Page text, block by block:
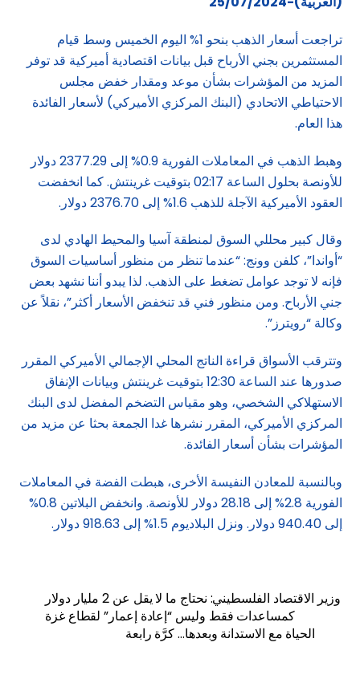
تراجعت أسعار الذهب بنحو 1% اليوم الخميس وسط قيام
المستثمرين بجني الأرباح قبل بيانات اقتصادية أميركية قد توفر
المزيد من المؤشرات بشأن موعد ومقدار خفض مجلس
الاحتياطي الاتحادي (البنك المركزي الأميركي) لأسعار الفائدة
هذا العام.
وهبط الذهب في المعاملات الفورية 0.9% إلى 2377.29 دولار
للأونصة بحلول الساعة 02:17 بتوقيت غرينتش. كما انخفضت
العقود الأميركية الآجلة للذهب 1.6% إلى 2376.70 دولار.
وقال كبير محللي السوق لمنطقة آسيا والمحيط الهادي لدى
“أواندا”، كلفن وونج: “عندما تنظر من منظور أساسيات السوق
فإنه لا توجد عوامل تضغط على الذهب. لذا يبدو أننا نشهد بعض
جني الأرباح. ومن منظور فني قد تنخفض الأسعار أكثر”، نقلاً عن
وكالة “رويترز”.
وتترقب الأسواق قراءة الناتج المحلي الإجمالي الأميركي المقرر
صدورها عند الساعة 12:30 بتوقيت غرينتش وبيانات الإنفاق
الاستهلاكي الشخصي، وهو مقياس التضخم المفضل لدى البنك
المركزي الأميركي، المقرر نشرها غدا الجمعة بحثا عن مزيد من
المؤشرات بشأن أسعار الفائدة.
وبالنسبة للمعادن النفيسة الأخرى، هبطت الفضة في المعاملات
الفورية 2.8% إلى 28.18 دولار للأونصة. وانخفض البلاتين 0.8%
إلى 940.40 دولار. ونزل البلاديوم 1.5% إلى 918.63 دولار.
وزير الاقتصاد الفلسطيني: نحتاج ما لا يقل عن 2 مليار دولار
كمساعدات فقط وليس “إعادة إعمار” لقطاع غزة
الحياة مع الاستدانة وبعدها… كرَّة رابعة